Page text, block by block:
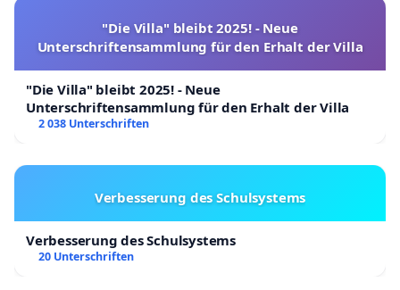
"Die Villa" bleibt 2025! - Neue
Unterschriftensammlung für den Erhalt der Villa
"Die Villa" bleibt 2025! - Neue
Unterschriftensammlung für den Erhalt der Villa
2 038 Unterschriften
Verbesserung des Schulsystems
Verbesserung des Schulsystems
20 Unterschriften